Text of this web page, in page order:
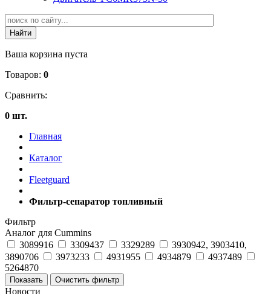
Ваша корзина пуста
Товаров: 0
Сравнить:
0 шт.
Главная
Каталог
Fleetguard
Фильтр-сепаратор топливный
Фильтр
Аналог для Cummins
3089916
3309437 3329289
3930942, 3903410,
3890706
3973233 4931955 4934879
4937489
5264870
Новости